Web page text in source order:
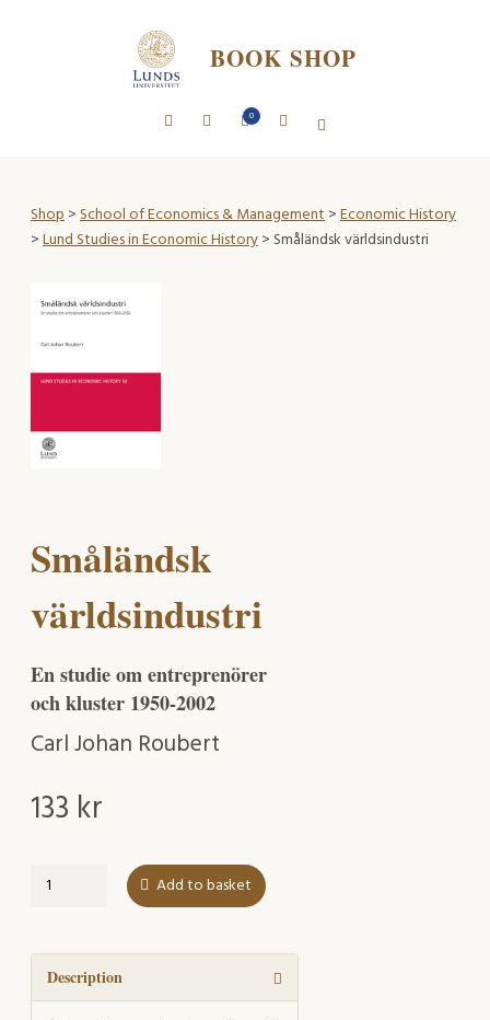
BOOK SHOP
0
Shop>School of Economics & Management>Economic History
>Lund Studies in Economic History> Småländsk världsindustri
Småländsk
världsindustri
En studie om entreprenörer
och kluster 1950-2002
Carl Johan Roubert
133 kr
Småländsk
Add to basket
Description